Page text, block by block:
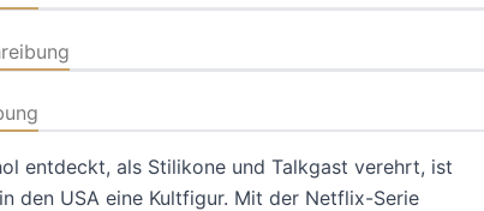
entdeckt, als Stilikone und Talkgast verehrt, ist
den USA eine Kultfigur. Mit der Netflix-Serie